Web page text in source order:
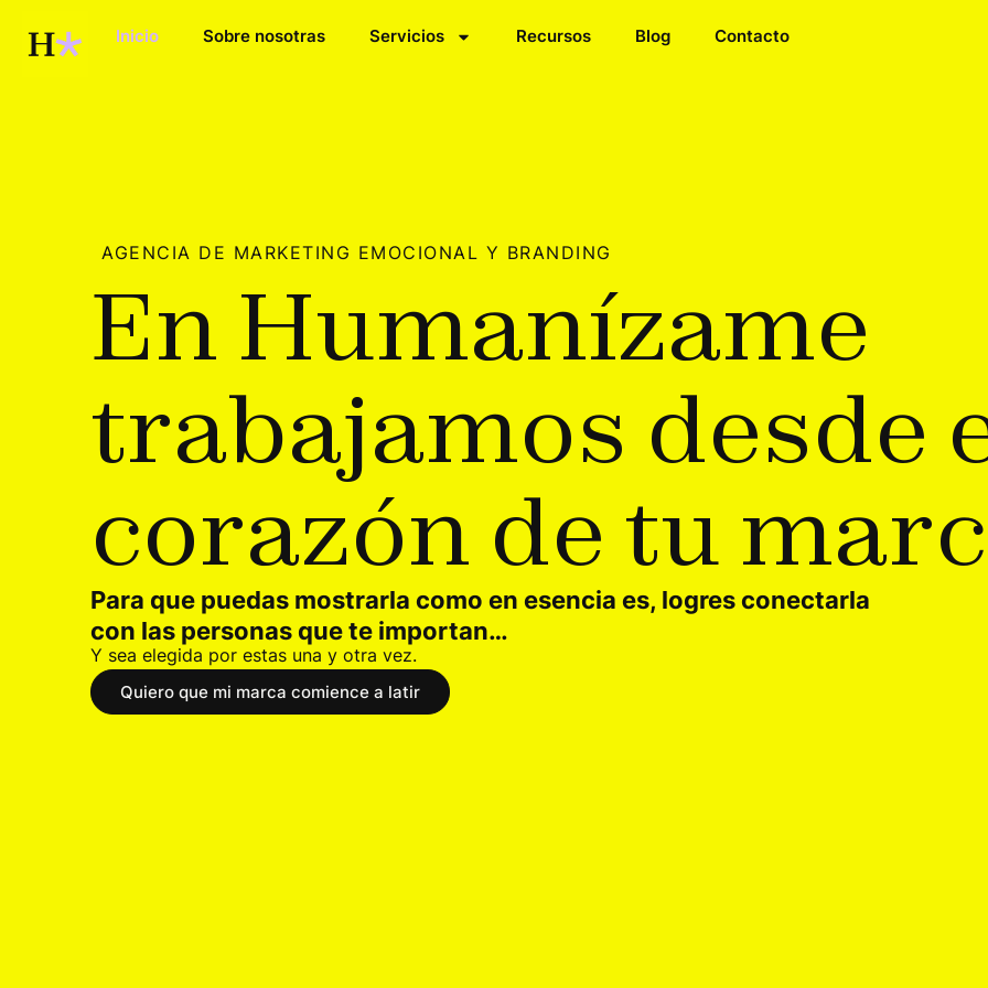
Inicio Sobre nosotras Servicios Recursos Blog Contacto
AGENCIA DE MARKETING EMOCIONAL Y BRANDING
En Humanízame
trabajamos desde
corazón de tu marc
Para que puedas mostrarla como en esencia es, logres conectarla
con las personas que te importan…
Y sea elegida por estas una y otra vez.
Quiero que mi marca comience a latir